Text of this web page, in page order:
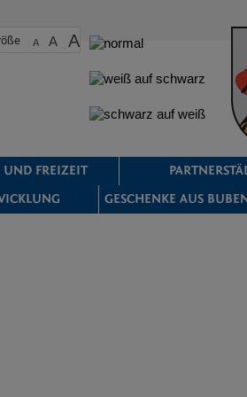
A A A
UND FREIZEIT
GESCHENKE AUS